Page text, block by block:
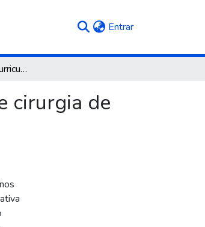
Entrar(current)
Relatório de estágio curricular obrigatório: clínica médica e cirurgia de bovinos leiteiros
cirurgia de